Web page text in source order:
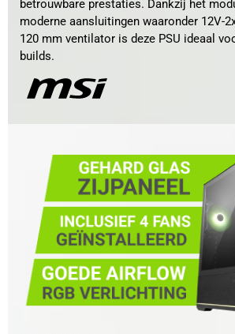
betrouwbare prestaties. Dankzij het
moderne aansluitingen waaronder 12V-
120 mm ventilator is deze PSU ideaal
builds.